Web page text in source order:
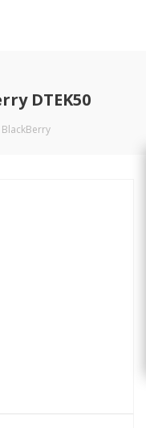
DTEK50
BlackBerry